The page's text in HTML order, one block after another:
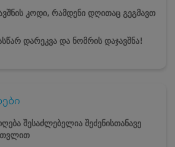
კოდი, რამდენი დღითაც გეგმავთ
დარეკვა და ნომრის დაჯავშნა!
შესაძლებელია შეძენისთანავე